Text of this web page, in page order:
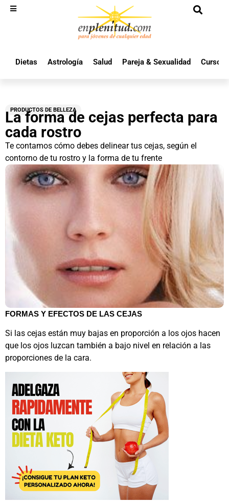
Dietas Astrología Salud Pareja & Sexualidad Cursos
PRODUCTOS DE BELLEZA
La forma de cejas perfecta para
cada rostro
Te contamos cómo debes delinear tus cejas, según el
contorno de tu rostro y la forma de tu frente
FORMAS Y EFECTOS DE LAS CEJAS
Si las cejas están muy bajas en proporción a los ojos hacen
que los ojos luzcan también a bajo nivel en relación a las
proporciones de la cara.